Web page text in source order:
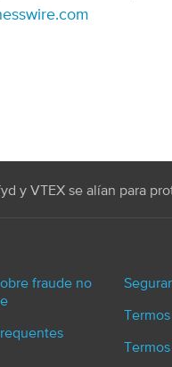
y VTEX se alían para
fraude no
Termos